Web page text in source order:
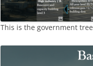
This is the government tree